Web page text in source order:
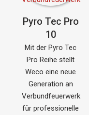
Pyro Tec Pro
10
Mit der Pyro Tec
Pro Reihe stellt
Weco eine neue
Generation an
Verbundfeuerwerk
für professionelle